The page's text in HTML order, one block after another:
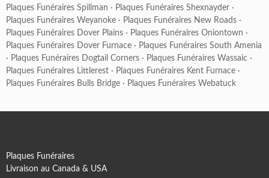
Plaques Funéraires Spillman · Plaques Funéraires Shexnayder ·
Plaques Funéraires Weyanoke · Plaques Funéraires New Roads ·
Plaques Funéraires Dover Plains · Plaques Funéraires Oniontown ·
Plaques Funéraires Dover Furnace · Plaques Funéraires South Amenia
· Plaques Funéraires Dogtail Corners · Plaques Funéraires Wassaic ·
Plaques Funéraires Littlerest · Plaques Funéraires Kent Furnace ·
Plaques Funéraires Bulls Bridge · Plaques Funéraires Webatuck
Plaques Funéraires
Livraison au Canada & USA